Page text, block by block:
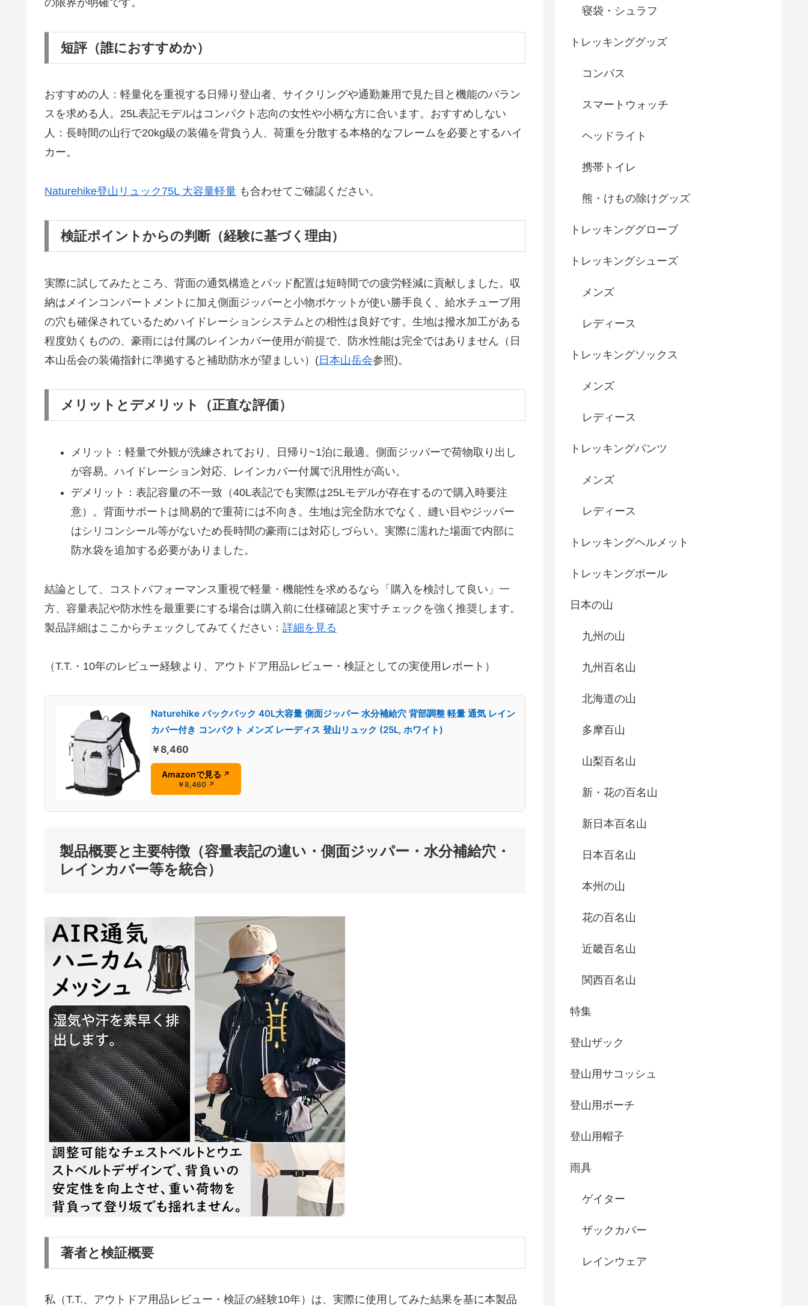
の限界が明確です。
短評（誰におすすめか）
おすすめの人：軽量化を重視する日帰り登山者、サイクリングや通勤兼用で見た目と機能のバラン
スを求める人。25L表記モデルはコンパクト志向の女性や小柄な方に合います。おすすめしない
人：長時間の山行で20kg級の装備を背負う人、荷重を分散する本格的なフレームを必要とするハイ
カー。
Naturehike登山リュック75L 大容量軽量 も合わせてご確認ください。
検証ポイントからの判断（経験に基づく理由）
実際に試してみたところ、背面の通気構造とパッド配置は短時間での疲労軽減に貢献しました。収
納はメインコンパートメントに加え側面ジッパーと小物ポケットが使い勝手良く、給水チューブ用
の穴も確保されているためハイドレーションシステムとの相性は良好です。生地は撥水加工がある
程度効くものの、豪雨には付属のレインカバー使用が前提で、防水性能は完全ではありません（日
本山岳会の装備指針に準拠すると補助防水が望ましい）(日本山岳会参照)。
メリットとデメリット（正直な評価）
メリット：軽量で外観が洗練されており、日帰り~1泊に最適。側面ジッパーで荷物取り出し
が容易。ハイドレーション対応、レインカバー付属で汎用性が高い。
デメリット：表記容量の不一致（40L表記でも実際は25Lモデルが存在するので購入時要注
意）。背面サポートは簡易的で重荷には不向き。生地は完全防水でなく、縫い目やジッパー
はシリコンシール等がないため長時間の豪雨には対応しづらい。実際に濡れた場面で内部に
防水袋を追加する必要がありました。
結論として、コストパフォーマンス重視で軽量・機能性を求めるなら「購入を検討して良い」一
方、容量表記や防水性を最重要にする場合は購入前に仕様確認と実寸チェックを強く推奨します。
製品詳細はここからチェックしてみてください： 詳細を見る
（T.T.・10年のレビュー経験より、アウトドア用品レビュー・検証としての実使用レポート）
Naturehike バックパック 40L大容量 側面ジッパー 水分補給穴 背部調整 軽量 通気 レイン
カバー付き コンパクト メンズ レーディス 登山リュック (25L, ホワイト)
￥8,460
Amazonで見る ↗
￥8,460 ↗
製品概要と主要特徴（容量表記の違い・側面ジッパー・水分補給穴・
レインカバー等を統合）
著者と検証概要
私（T.T.、アウトドア用品レビュー・検証の経験10年）は、実際に使用してみた結果を基に本製品
寝袋・シュラフ
トレッキンググッズ
コンパス
スマートウォッチ
ヘッドライト
携帯トイレ
熊・けもの除けグッズ
トレッキンググローブ
トレッキングシューズ
メンズ
レディース
トレッキングソックス
メンズ
レディース
トレッキングパンツ
メンズ
レディース
トレッキングヘルメット
トレッキングポール
日本の山
九州の山
九州百名山
北海道の山
多摩百山
山梨百名山
新・花の百名山
新日本百名山
日本百名山
本州の山
花の百名山
近畿百名山
関西百名山
特集
登山ザック
登山用サコッシュ
登山用ポーチ
登山用帽子
雨具
ゲイター
ザックカバー
レインウェア